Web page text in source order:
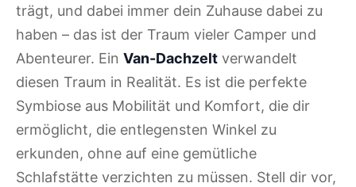
trägt, und dabei immer dein Zuhause dabei zu
haben – das ist der Traum vieler Camper und
Abenteurer. Ein Van-Dachzelt verwandelt
diesen Traum in Realität. Es ist die perfekte
Symbiose aus Mobilität und Komfort, die dir
ermöglicht, die entlegensten Winkel zu
erkunden, ohne auf eine gemütliche
Schlafstätte verzichten zu müssen. Stell dir vor,